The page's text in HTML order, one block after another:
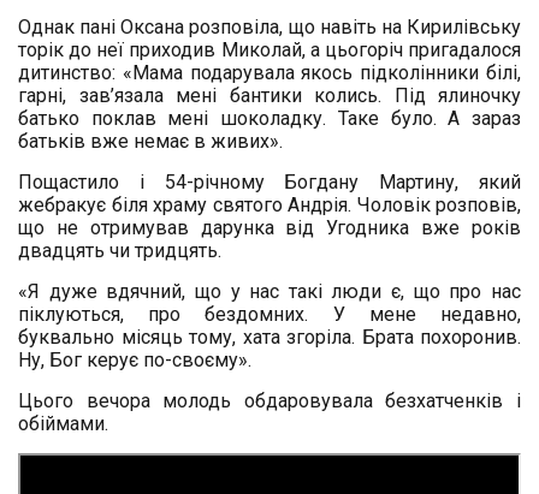
Однак пані Оксана розповіла, що навіть на Кирилівську
торік до неї приходив Миколай, а цьогоріч пригадалося
дитинство: «Мама подарувала якось підколінники білі,
гарні, зав’язала мені бантики колись. Під ялиночку
батько поклав мені шоколадку. Таке було. А зараз
батьків вже немає в живих».
Пощастило і 54-річному Богдану Мартину, який
жебракує біля храму святого Андрія. Чоловік розповів,
що не отримував дарунка від Угодника вже років
двадцять чи тридцять.
«Я дуже вдячний, що у нас такі люди є, що про нас
піклуються, про бездомних. У мене недавно,
буквально місяць тому, хата згоріла. Брата похоронив.
Ну, Бог керує по-своєму».
Цього вечора молодь обдаровувала безхатченків і
обіймами.